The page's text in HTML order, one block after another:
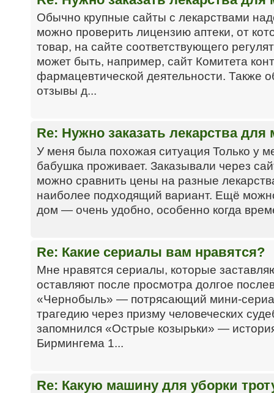
Обычно крупные сайты с лекарствами
можно проверить лицензию аптеки, от
товар, на сайте соответствующего
может быть, например, сайт Комитета
фармацевтической деятельности. Также
отзывы д...
Re: Нужно заказать лекарства
У меня была похожая ситуация Только у
бабушка проживает. Заказывали через
можно сравнить цены на разные
наиболее подходящий вариант. Ещё
дом — очень удобно, особенно когда
Re: Какие сериалы вам нравятся?
Мне нравятся сериалы, которые
оставляют после просмотра долгое
«Чернобыль» — потрясающий мини-
трагедию через призму человеческих
запомнился «Острые козырьки» —
Бирмингема 1...
Re: Какую машину для уборки